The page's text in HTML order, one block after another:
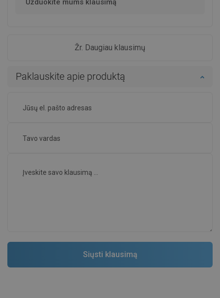
Užduokite mums klausimą
Žr. Daugiau klausimų
Paklauskite apie produktą